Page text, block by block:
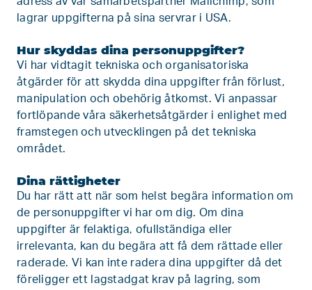
lagrar uppgifterna på sina servrar i USA.
Hur skyddas dina personuppgifter?
Vi har vidtagit tekniska och organisatoriska
åtgärder för att skydda dina uppgifter från förlust,
manipulation och obehörig åtkomst. Vi anpassar
fortlöpande våra säkerhetsåtgärder i enlighet med
framstegen och utvecklingen på det tekniska
området.
Dina rättigheter
Du har rätt att när som helst begära information om
de personuppgifter vi har om dig. Om dina
uppgifter är felaktiga, ofullständiga eller
irrelevanta, kan du begära att få dem rättade eller
raderade. Vi kan inte radera dina uppgifter då det
föreligger ett lagstadgat krav på lagring, som